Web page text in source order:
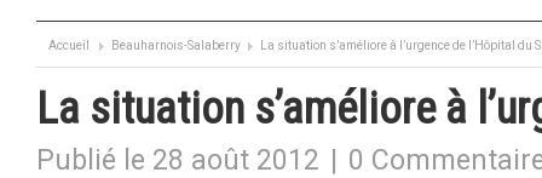
Accueil Beauharnois-Salaberry La situation s’améliore à l’urgence de l’Hôpital du
La situation s’améliore à
Publié le 28 août 2012 0